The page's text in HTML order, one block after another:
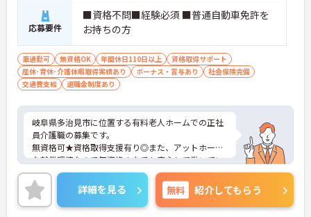
応募要件
■資格不問■経験必須 ■普通自動車免許を
お持ちの方
車通勤可 無資格OK 年間休日110日以上
資格取得サポート
産休･育休･介護休暇取得実績あり
ボーナス・賞与あり
社会保険完備
交通費支給
退職金制度あり
岐阜県多治見市に位置する有料老人ホームでの正社
員介護職の募集です。
無資格可★資格取得支援有り◎また、アットホーム
な就業環境なので無資格の方でも安心して働いてい
ただけます♪
ご興味をお持ちの方には詳細の情報や面接のポイン
トをお伝えしますのでお気軽にお問い合わせくださ
いませ。
詳細を見る 無料 紹介してもらう